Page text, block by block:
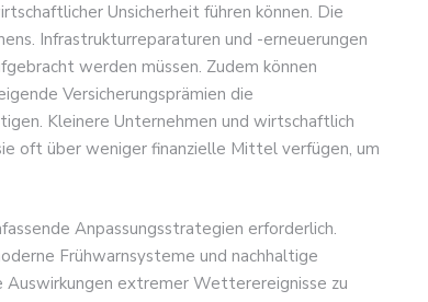
Unsicherheit führen können. Die
Infrastrukturreparaturen und -erneuerungen
werden müssen. Zudem können
Versicherungsprämien die
Kleinere Unternehmen und wirtschaftlich
oft über weniger finanzielle Mittel verfügen, um
Anpassungsstrategien erforderlich.
Frühwarnsysteme und nachhaltige
Auswirkungen extremer Wetterereignisse zu